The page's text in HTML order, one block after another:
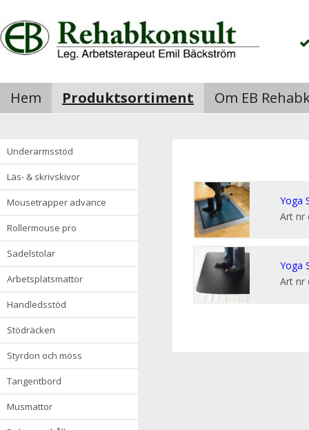
Hem Produktsortiment Om EB
underarmsstöd
läs- & skrivskivor
mousetrapper advance
rollermouse pro
sadelstolar
arbetsplatsmattor
handledsstöd
stödräcken
styrdon och möss
tangentbord
musmattor
Yoga
Art nr
Yoga
Art nr